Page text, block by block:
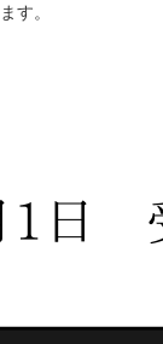
す。